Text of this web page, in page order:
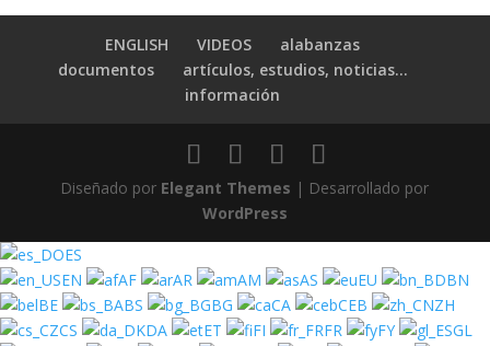
ENGLISH VIDEOS
alabanzas
documentos
artículos, estudios, noticias…
información
Diseñado por Elegant Themes | Desarrollado por
WordPress
ES
EN
AF AR AM AS EU
BN
BE
BS BG CA CEB
ZH
CS
DA ET FI FR FY
GL